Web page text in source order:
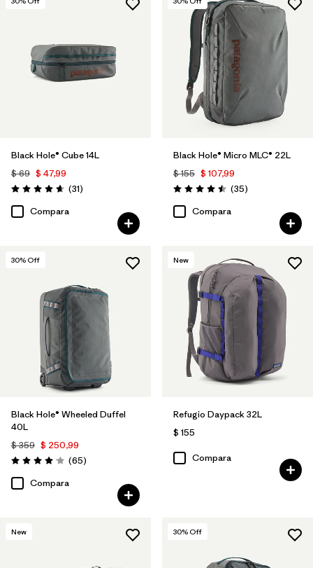
Black Hole® Cube 14L
$ 69 $ 47,99
Valoración: 4.6 / 5
(31Comentarios
)
Compara
Black Hole® Micro MLC® 22L
$ 155 $ 107,99
Valoración: 4.5 / 5
(35Comentarios
)
Compara
30% Off
Black Hole® Wheeled Duffel
40L
$ 359 $ 250,99
Valoración: 4.1 / 5
(65Comentarios
)
Compara
New
Refugio Daypack 32L
$ 155
Compara
New 30% Off